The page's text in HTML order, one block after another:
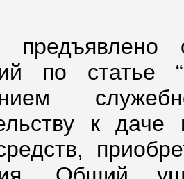
предъявлено
по статье
к